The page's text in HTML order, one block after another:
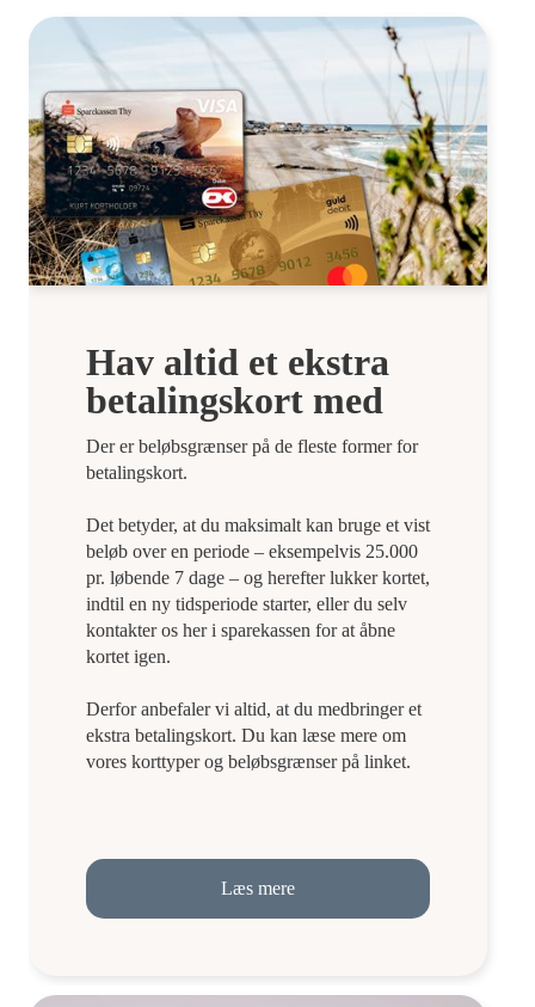
Hav altid et ekstra
betalingskort med
Der er beløbsgrænser på de fleste former for
betalingskort.
Det betyder, at du maksimalt kan bruge et vist
beløb over en periode – eksempelvis 25.000
pr. løbende 7 dage – og herefter lukker kortet,
indtil en ny tidsperiode starter, eller du selv
kontakter os her i sparekassen for at åbne
kortet igen.
Derfor anbefaler vi altid, at du medbringer et
ekstra betalingskort. Du kan læse mere om
vores korttyper og beløbsgrænser på linket.
Læs mere